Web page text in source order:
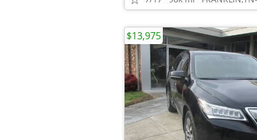
$13,975